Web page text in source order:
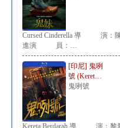
Cursed Cinderella 導 演：
進演 員：…
[印尼] 鬼咧
號 (Keret…
鬼咧號
Kereta Berdarah 導 演：黎